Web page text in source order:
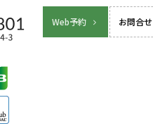
Web予約 お問合せ